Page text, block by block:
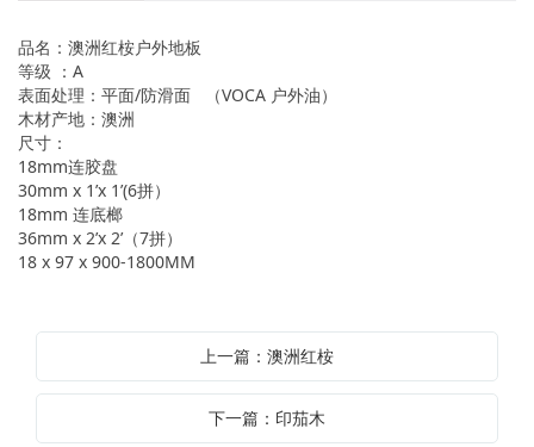
品名：澳洲红桉户外地板
等级 ：A
表面处理：平面/防滑面 （VOCA 户外油）
木材产地：澳洲
尺寸：
18mm连胶盘
30mm x 1’x 1’(6拼）
18mm 连底榔
36mm x 2’x 2’（7拼）
18 x 97 x 900-1800MM
上一篇：澳洲红桉
下一篇：印茄木